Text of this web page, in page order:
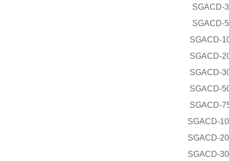
SGACD-
SGACD-
SGACD-
SGACD-
SGACD-
SGACD-
SGACD-
SGACD-
SGACD-
SGACD-